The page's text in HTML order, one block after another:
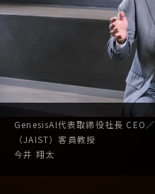
GenesisAI代表取締役社長 CEO／
（JAIST）客員教授
今井 翔太